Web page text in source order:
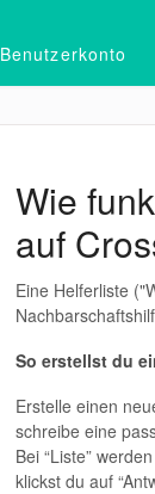
Benutzerkonto
Wie
auf
Eine Helferliste
So erstellst du
Erstelle einen
schreibe eine
Bei “Liste”
klickst du auf